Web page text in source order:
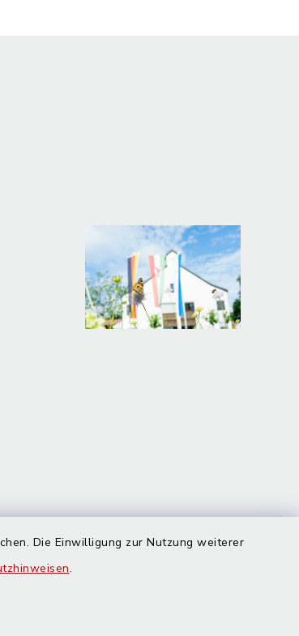
Die Einwilligung zur Nutzung weiterer
.